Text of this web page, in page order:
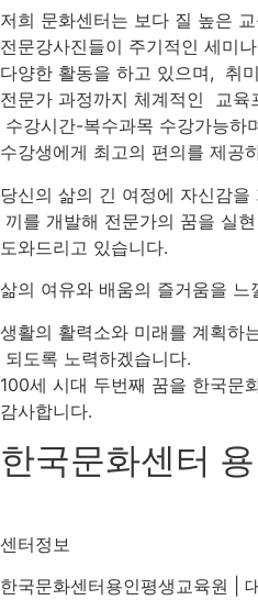
저희 문화센터는 보다 질 높은
전문강사진들이 주기적인 세미
다양한 활동을 하고 있으며, 취
전문가 과정까지 체계적인 교육
수강시간-복수과목 수강가능하
수강생에게 최고의 편의를 제공
당신의 삶의 긴 여정에 자신감
끼를 개발해 전문가의 꿈을 실
도와드리고 있습니다.
삶의 여유와 배움의 즐거움을 느
생활의 활력소와 미래를 계획하
되도록 노력하겠습니다.
100세 시대 두번째 꿈을 한국문
감사합니다.
한국문화센터
센터정보
한국문화센터용인평생교육원 |